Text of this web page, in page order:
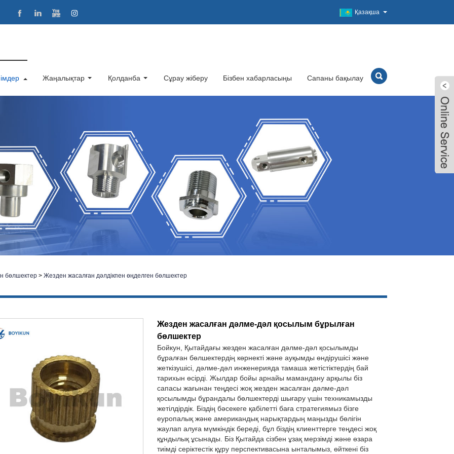
Қазақша
Жаңалықтар Қолданба Сұрау жіберу Бізбен хабарласыңы Сапаны бақылау
бөлшектер > Жезден жасалған дәлдікпен өңделген бөлшектер
Жезден жасалған дәлме-дәл қосылым бұрылған
бөлшектер
Бойкун, Қытайдағы жезден жасалған дәлме-дәл қосылымды
бұралған бөлшектердің көрнекті және ауқымды өндірушісі және
жеткізушісі, дәлме-дәл инженерияда тамаша жетістіктердің бай
тарихын өсірді. Жылдар бойы арнайы мамандану арқылы біз
сапасы жағынан теңдесі жоқ жезден жасалған дәлме-дәл
қосылымды бұрандалы бөлшектерді шығару үшін техникамызды
жетілдірдік. Біздің бәсекеге қабілетті баға стратегиямыз бізге
еуропалық және американдық нарықтардың маңызды бөлігін
жаулап алуға мүмкіндік береді, бұл біздің клиенттерге теңдесі жоқ
құндылық ұсынады. Біз Қытайда сізбен ұзақ мерзімді және өзара
тиімді серіктестік құру перспективасына ынталымыз, өйткені біз